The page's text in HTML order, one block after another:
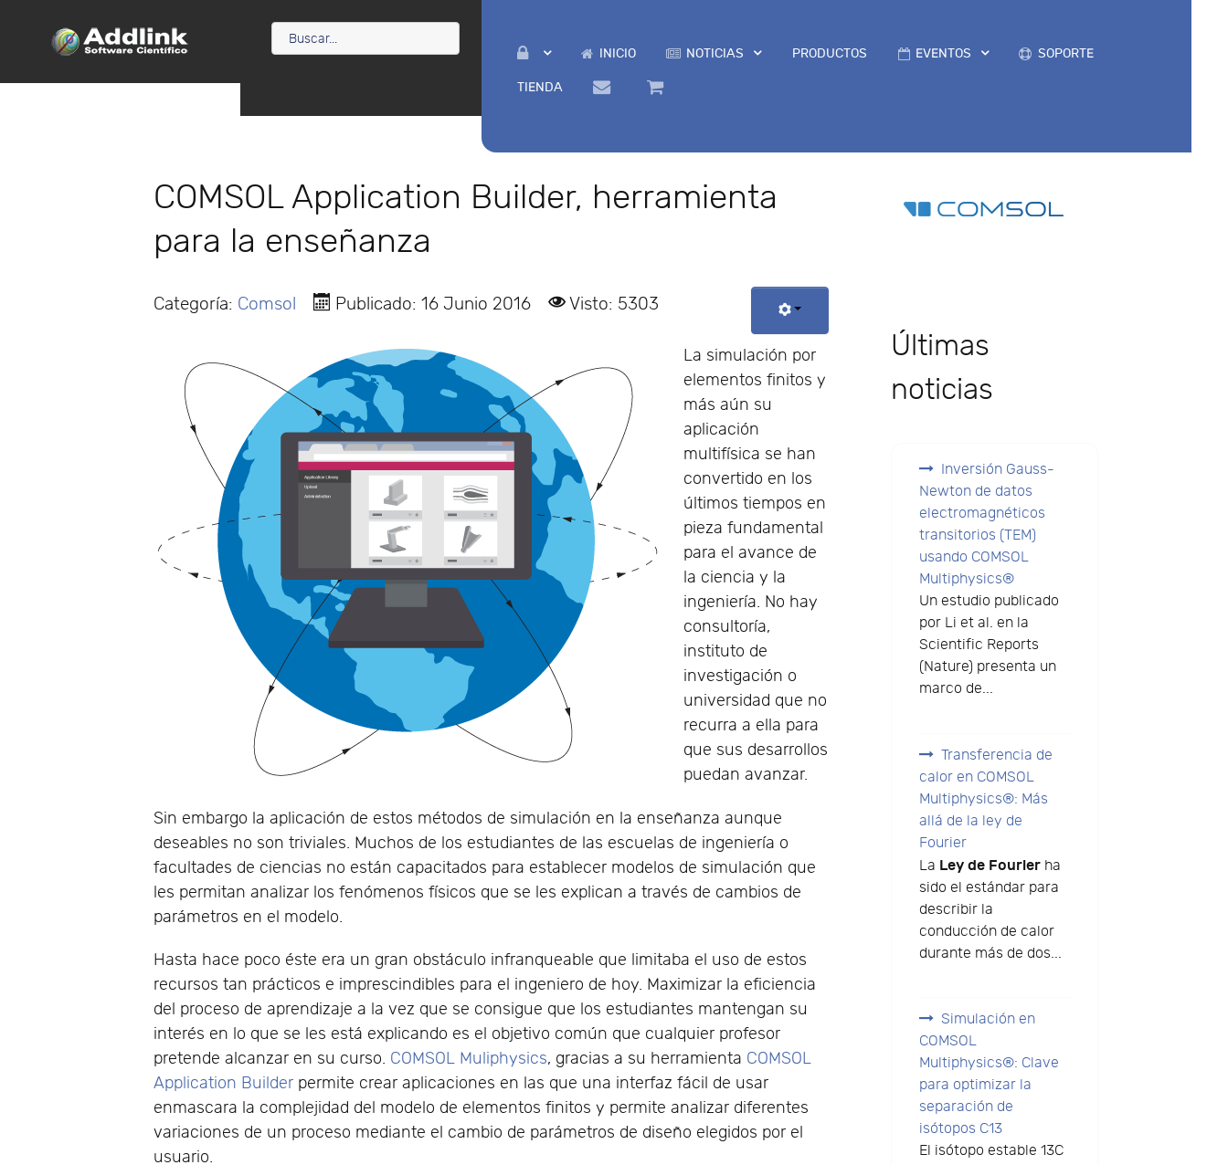
INICIO NOTICIAS PRODUCTOS EVENTOS SOPORTE
TIENDA
COMSOL Application Builder, herramienta
para la enseñanza
Categoría: Comsol Publicado: 16 Junio 2016 Visto: 5303
La simulación por
elementos finitos y
más aún su
aplicación
multifísica se han
convertido en los
últimos tiempos en
pieza fundamental
para el avance de
la ciencia y la
ingeniería. No hay
consultoría,
instituto de
investigación o
universidad que no
recurra a ella para
que sus desarrollos
puedan avanzar.
Sin embargo la aplicación de estos métodos de simulación en la enseñanza aunque
deseables no son triviales. Muchos de los estudiantes de las escuelas de ingeniería o
facultades de ciencias no están capacitados para establecer modelos de simulación que
les permitan analizar los fenómenos físicos que se les explican a través de cambios de
parámetros en el modelo.
Hasta hace poco éste era un gran obstáculo infranqueable que limitaba el uso de estos
recursos tan prácticos e imprescindibles para el ingeniero de hoy. Maximizar la eficiencia
del proceso de aprendizaje a la vez que se consigue que los estudiantes mantengan su
interés en lo que se les está explicando es el objetivo común que cualquier profesor
pretende alcanzar en su curso. COMSOL Muliphysics, gracias a su herramienta COMSOL
Application Builder permite crear aplicaciones en las que una interfaz fácil de usar
enmascara la complejidad del modelo de elementos finitos y permite analizar diferentes
variaciones de un proceso mediante el cambio de parámetros de diseño elegidos por el
usuario.
Últimas
noticias
Inversión Gauss-
Newton de datos
electromagnéticos
transitorios (TEM)
usando COMSOL
Multiphysics®
Un estudio publicado
por Li et al. en la
Scientific Reports
(Nature) presenta un
marco de...
Transferencia de
calor en COMSOL
Multiphysics®: Más
allá de la ley de
Fourier
La Ley de Fourierha
sido el estándar para
describir la
conducción de calor
durante más de dos...
Simulación en
COMSOL
Multiphysics®: Clave
para optimizar la
separación de
isótopos C13
El isótopo estable 13C